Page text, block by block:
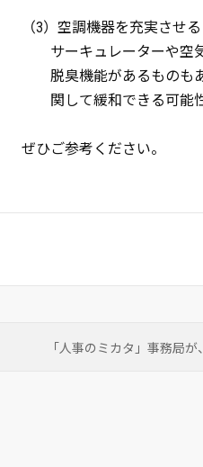
（3）空調機器を充実させる
サーキュレーターや空気
脱臭機能があるものもあ
関して緩和できる可能性
ぜひご参考ください。
「人事のミカタ」事務局が、